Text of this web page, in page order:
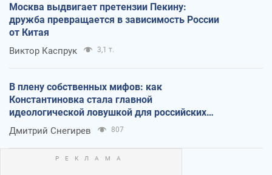
Москва выдвигает претензии Пекину:
дружба превращается в зависимость России
от Китая
Виктор Каспрук 3,1 т.
В плену собственных мифов: как
Константиновка стала главной
идеологической ловушкой для российских
оккупантов
Дмитрий Снегирев 807